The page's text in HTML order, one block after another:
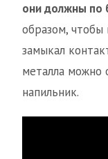
они должны по
образом,
замыкал
металла можно
напильник.